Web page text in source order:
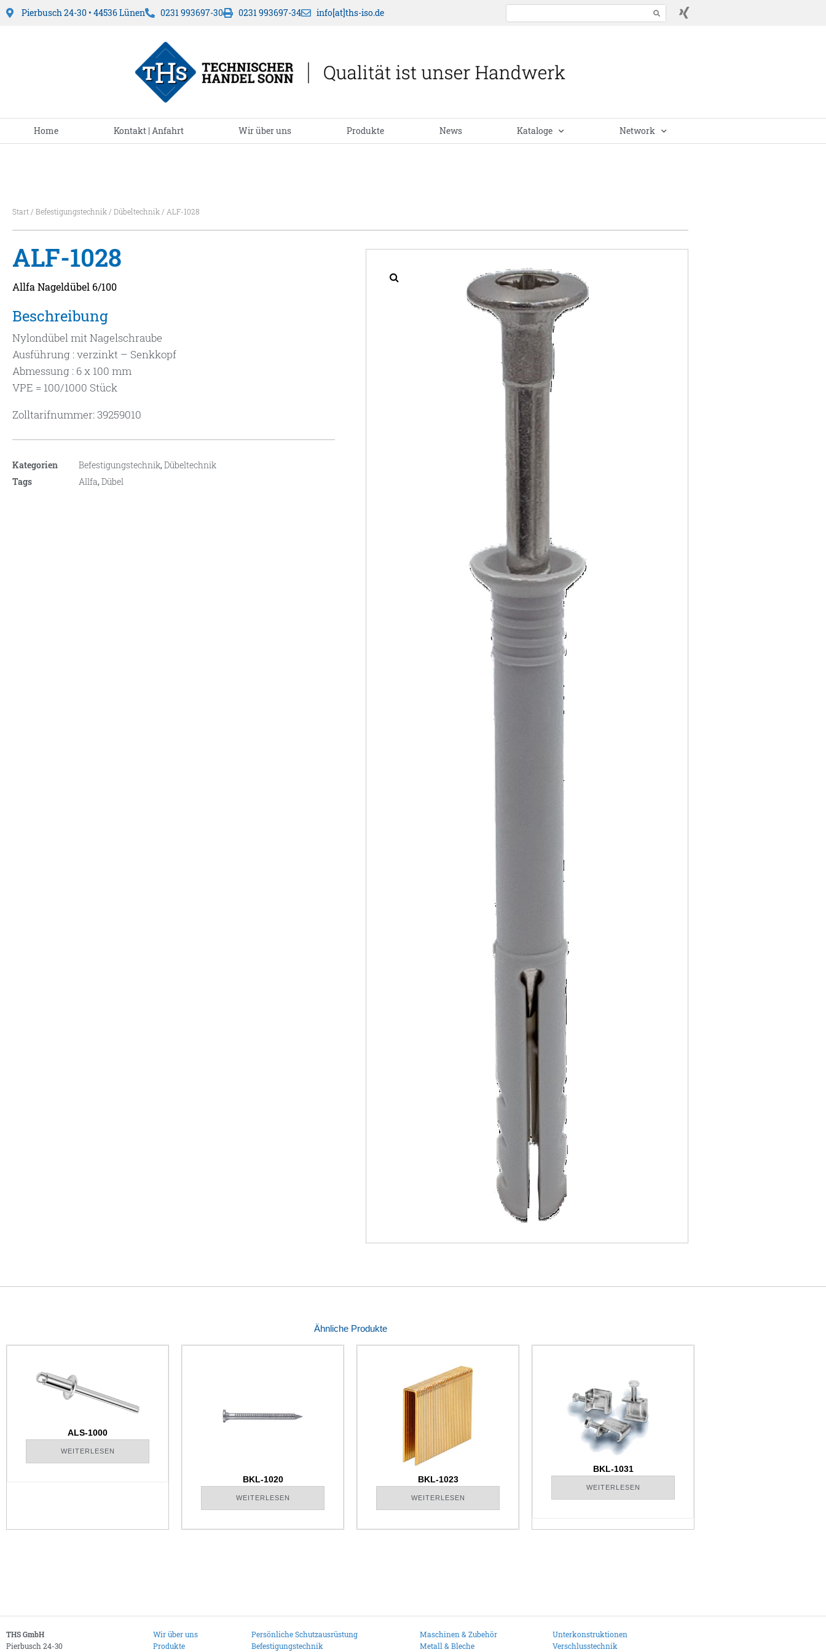
Pierbusch 24-30 • 44536 Lünen 0231 993697-30 0231 993697-34 info[at]ths-iso.de
Home Kontakt | Anfahrt Wir über uns Produkte News Kataloge Network
Start / Befestigungstechnik / Dübeltechnik / ALF-1028
ALF-1028
Allfa Nageldübel 6/100
Beschreibung
Nylondübel mit Nagelschraube
Ausführung : verzinkt – Senkkopf
Abmessung : 6 x 100 mm
VPE = 100/1000 Stück
Zolltarifnummer: 39259010
Kategorien Befestigungstechnik,Dübeltechnik
Tags
Allfa,Dübel
Ähnliche Produkte
ALS-1000
WEITERLESEN
BKL-1020
WEITERLESEN
BKL-1023
WEITERLESEN
BKL-1031
WEITERLESEN
THS GmbH
Pierbusch 24-30
Wir über uns
Produkte
Persönliche Schutzausrüstung
Befestigungstechnik
Maschinen & Zubehör
Metall & Bleche
Unterkonstruktionen
Verschlusstechnik